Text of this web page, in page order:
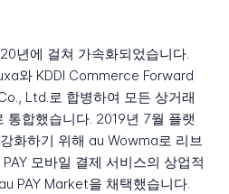
년에 걸쳐 가속화되었습니다.
와 KDDI Commerce Forward
Ltd.로 합병하여 모든 상거래
통합했습니다. 2019년 7월 플랫
화하기 위해 au Wowma로 리브
모바일 결제 서비스의 상업적
PAY Market을 채택했습니다.